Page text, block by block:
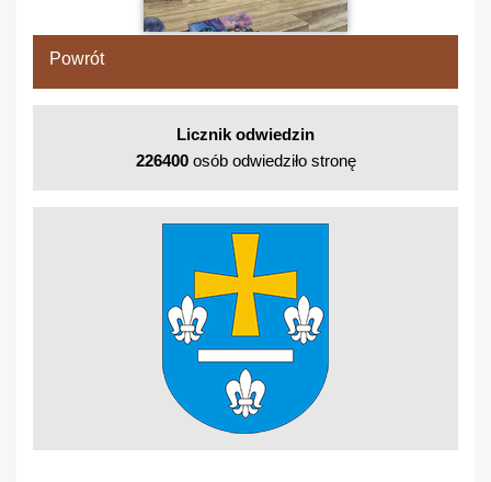
Powrót
Licznik odwiedzin
226400osób odwiedziło stronę